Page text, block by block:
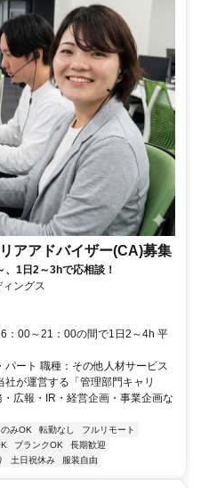
アアドバイザー(CA)募集
1日2～3hで応相談！
ングス
：00～21：00の間で1日2～4h 平
ート 職種：その他人材サービス
が運営する「管理部門キャリ
広報・IR・経営企画・事業企画な
みOK 転勤なし
フルリモート
ブランクOK
長期歓迎
土日祝休み 服装自由